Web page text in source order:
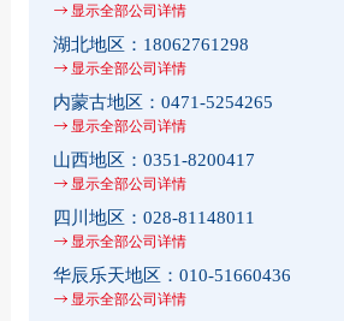
显示全部公司详情
湖北地区： 18062761298
显示全部公司详情
内蒙古地区： 0471-5254265
显示全部公司详情
山西地区： 0351-8200417
显示全部公司详情
四川地区： 028-81148011
显示全部公司详情
华辰乐天地区： 010-51660436
显示全部公司详情